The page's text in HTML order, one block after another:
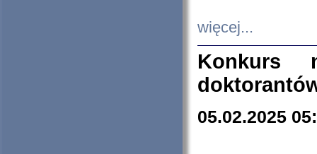
więcej...
Konkurs
05.02.2025